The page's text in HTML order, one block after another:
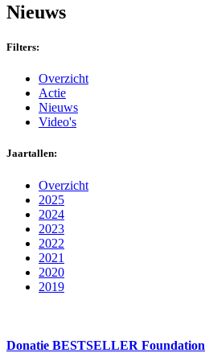
Nieuws
Filters:
Overzicht
Actie
Nieuws
Video's
Jaartallen:
Overzicht
2025
2024
2023
2022
2021
2020
2019
Donatie BESTSELLER Foundation